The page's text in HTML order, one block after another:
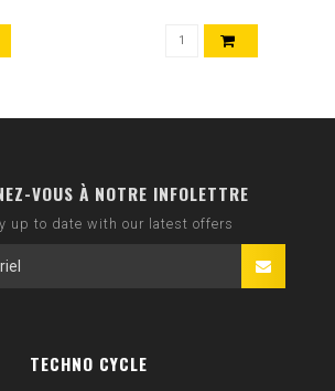
VOUS À NOTRE INFOLETTRE
up to date with our latest offers
TECHNO CYCLE